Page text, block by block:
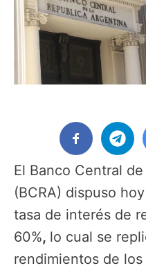
El Banco Central
(BCRA) dispuso
tasa de interés de
60%, lo cual se
rendimientos de